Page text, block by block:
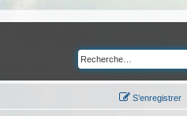
S’enregistrer